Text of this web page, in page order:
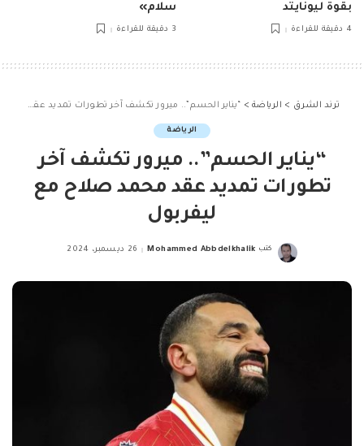
بقوة ليونايتد
4 دقيقة للقراءة
سلام»
3 دقيقة للقراءة
ترند الشرق > الرياضة> “يناير الحسم”.. ميرور تكشف آخر تطورات تمديد عقد محمد صلاح مع ليفربول
الرياضة
“يناير الحسم”.. ميرور تكشف آخر
تطورات تمديد عقد محمد صلاح مع
ليفربول
Posted
كتب Mohammed Abbdelkhalik 26 ديسمبر، 2024